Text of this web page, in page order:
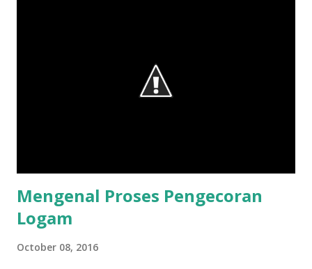
Mengenal Proses Pengecoran
Logam
October 08, 2016